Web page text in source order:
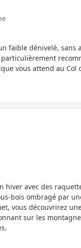
faible dénivelé, sans
vous attend au Col
hiver avec des
bois ombragé par
vous découvrirez
sur les